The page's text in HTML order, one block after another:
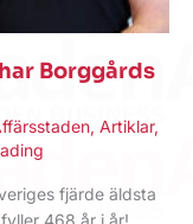
Borggårds
, Artiklar,
fjärde äldsta